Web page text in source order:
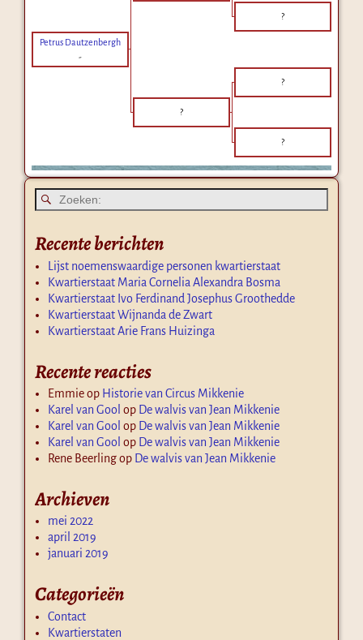
?
Petrus Dautzenbergh
-
?
?
?
Recente berichten
Lijst noemenswaardige personen kwartierstaat
Kwartierstaat Maria Cornelia Alexandra Bosma
Kwartierstaat Ivo Ferdinand Josephus Groothedde
Kwartierstaat Wijnanda de Zwart
Kwartierstaat Arie Frans Huizinga
Recente reacties
Emmieop Historie van Circus Mikkenie
Karel van Gool op De walvis van Jean Mikkenie
Karel van Gool op De walvis van Jean Mikkenie
Karel van Gool op De walvis van Jean Mikkenie
Rene Beerlingop De walvis van Jean Mikkenie
Archieven
mei 2022
april 2019
januari 2019
Categorieën
Contact
Kwartierstaten